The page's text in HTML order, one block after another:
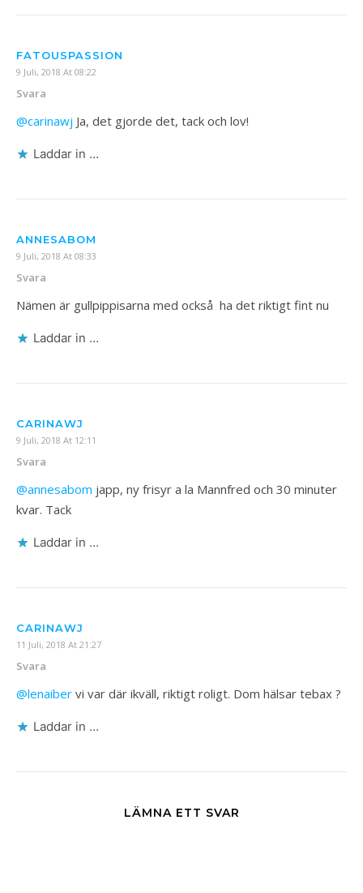
FATOUSPASSION
9 Juli, 2018 At 08:22
Svara
@carinawj Ja, det gjorde det, tack och lov!
Laddar in …
ANNESABOM
9 Juli, 2018 At 08:33
Svara
Nämen är gullpippisarna med också ️ ha det riktigt fint nu ️
Laddar in …
CARINAWJ
9 Juli, 2018 At 12:11
Svara
@annesabom japp, ny frisyr a la Mannfred och 30 minuter
kvar. Tack
Laddar in …
CARINAWJ
11 Juli, 2018 At 21:27
Svara
@lenaiber vi var där ikväll, riktigt roligt. Dom hälsar tebax ?
Laddar in …
LÄMNA ETT SVAR